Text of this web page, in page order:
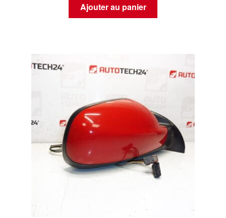
Ajouter au panier